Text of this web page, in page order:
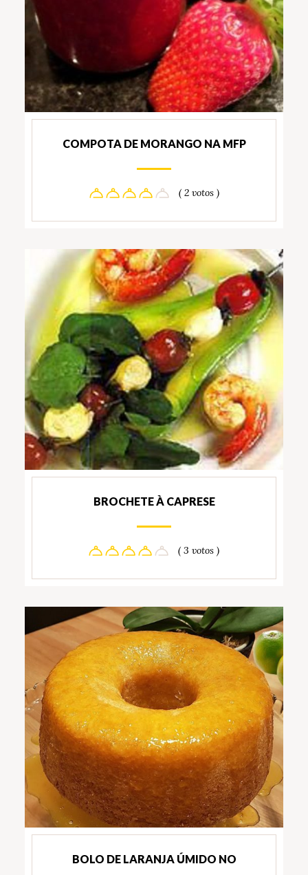
COMPOTA DE MORANGO NA MFP
( 2 votos )
BROCHETE À CAPRESE
( 3 votos )
BOLO DE LARANJA ÚMIDO NO